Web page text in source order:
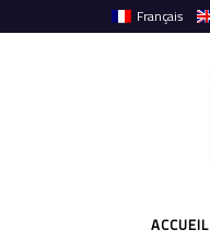
Français
ACCUEIL